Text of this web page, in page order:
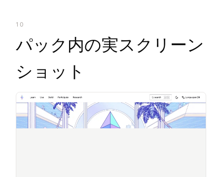
10
パック内の実スクリーン
ショット